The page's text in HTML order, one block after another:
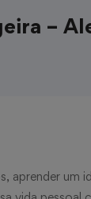
–
aprender um